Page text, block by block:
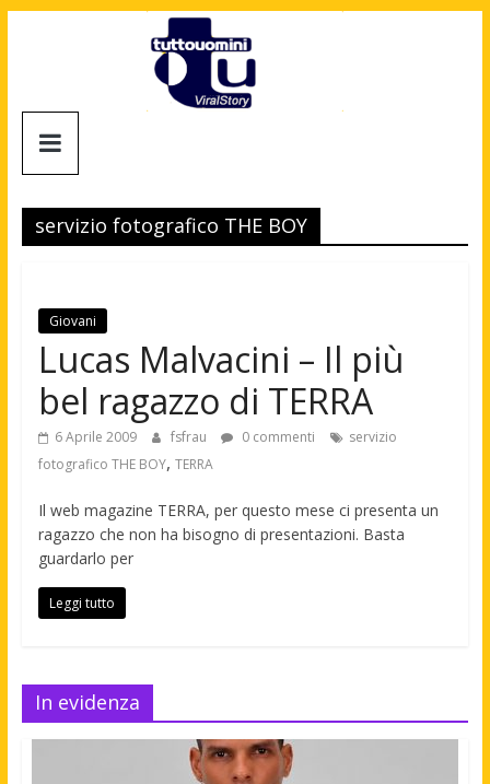
Tuttouomini
Tv,
Cinema,
news
moda
maschile
servizio fotografico THE BOY
Giovani
Lucas Malvacini – Il più
bel ragazzo di TERRA
6 Aprile 2009 fsfrau 0 commenti
servizio
fotografico THE BOY, TERRA
Il web magazine TERRA, per questo mese ci presenta un
ragazzo che non ha bisogno di presentazioni. Basta
guardarlo per
Leggi tutto
In evidenza